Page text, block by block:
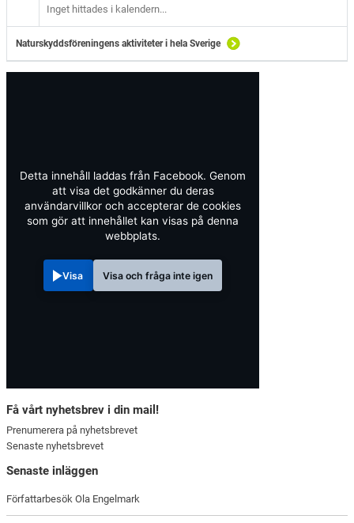
Inget hittades i kalendern...
Naturskyddsföreningens aktiviteter i hela Sverige
Detta innehåll laddas från Facebook. Genom
att visa det godkänner du deras
användarvillkor och accepterar de cookies
som gör att innehållet kan visas på denna
webbplats.
Visa Visa och fråga inte igen
Få vårt nyhetsbrev i din mail!
Prenumerera på nyhetsbrevet
Senaste nyhetsbrevet
Senaste inläggen
Författarbesök Ola Engelmark